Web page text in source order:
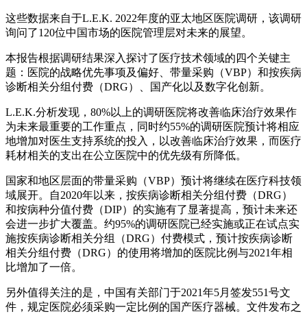
这些数据来自于L.E.K. 2022年度的亚太地区医院调研，该调研
询问了120位中国市场的医院管理层对未来的展望。
本报告根据调研结果深入探讨了医疗技术领域的四个关键主
题：医院的战略优先事项及偏好、带量采购（VBP）和按疾病
诊断相关分组付费（DRG）、国产化以及数字化创新。
L.E.K.分析发现，80%以上的调研医院将改善临床治疗效果作
为未来最重要的工作重点，同时约55%的调研医院预计将相应
地增加对医生支持系统的投入，以改善临床治疗效果，而医疗
耗材相关的支出在公立医院中的优先级有所降低。
国家和地区层面的带量采购（VBP）预计将继续在医疗科技领
域展开。自2020年以来，按疾病诊断相关分组付费（DRG）
和按病种分值付费（DIP）的实施有了显著提高，预计未来还
会进一步扩大覆盖。约95%的调研医院已经实施或正在试点实
施按疾病诊断相关分组（DRG）付费模式，预计按疾病诊断
相关分组付费（DRG）的使用将增加的医院比例与2021年相
比增加了一倍。
另外值得关注的是，中国有关部门于2021年5月签发551号文
件，规定医院必须采购一定比例的国产医疗器械。文件发布之